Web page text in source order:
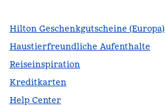
Hilton Geschenkgutscheine (Europa)
Haustierfreundliche Aufenthalte
Reiseinspiration
Kreditkarten
Help Center